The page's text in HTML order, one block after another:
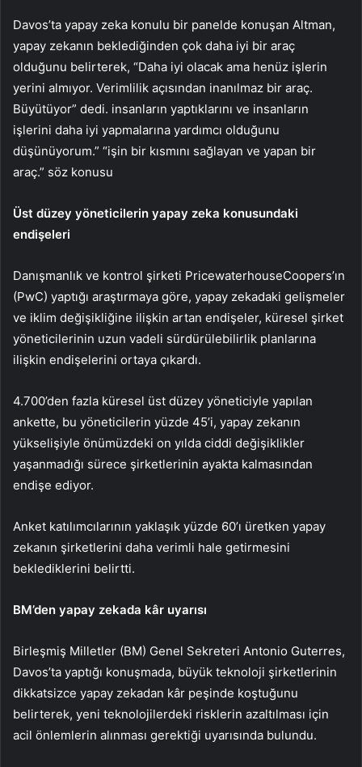
Davos’ta yapay zeka konulu bir panelde konuşan Altman,
yapay zekanın beklediğinden çok daha iyi bir araç
olduğunu belirterek, “Daha iyi olacak ama henüz işlerin
yerini almıyor. Verimlilik açısından inanılmaz bir araç.
Büyütüyor” dedi. insanların yaptıklarını ve insanların
işlerini daha iyi yapmalarına yardımcı olduğunu
düşünüyorum.” “işin bir kısmını sağlayan ve yapan bir
araç.” söz konusu
Üst düzey yöneticilerin yapay zeka konusundaki
endişeleri
Danışmanlık ve kontrol şirketi PricewaterhouseCoopers’ın
(PwC) yaptığı araştırmaya göre, yapay zekadaki gelişmeler
ve iklim değişikliğine ilişkin artan endişeler, küresel şirket
yöneticilerinin uzun vadeli sürdürülebilirlik planlarına
ilişkin endişelerini ortaya çıkardı.
4.700’den fazla küresel üst düzey yöneticiyle yapılan
ankette, bu yöneticilerin yüzde 45’i, yapay zekanın
yükselişiyle önümüzdeki on yılda ciddi değişiklikler
yaşanmadığı sürece şirketlerinin ayakta kalmasından
endişe ediyor.
Anket katılımcılarının yaklaşık yüzde 60’ı üretken yapay
zekanın şirketlerini daha verimli hale getirmesini
beklediklerini belirtti.
BM’den yapay zekada kâr uyarısı
Birleşmiş Milletler (BM) Genel Sekreteri Antonio Guterres,
Davos’ta yaptığı konuşmada, büyük teknoloji şirketlerinin
dikkatsizce yapay zekadan kâr peşinde koştuğunu
belirterek, yeni teknolojilerdeki risklerin azaltılması için
acil önlemlerin alınması gerektiği uyarısında bulundu.